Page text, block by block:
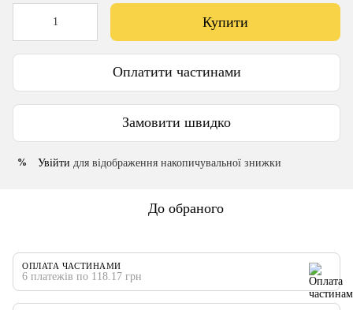
Купити
Оплатити частинами
Замовити швидко
% Увійти для відображення накопичувальної знижки
До обраного
ОПЛАТА ЧАСТИНАМИ
6 платежів по 118.17 грн